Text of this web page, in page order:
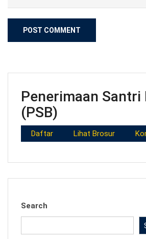
Penerimaan Santri
(PSB)
Daftar Lihat Brosur
Search